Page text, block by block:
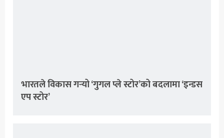
भारतले विकास गर्‍यो ‘गुगल प्ले स्टोर’को बदलामा ‘इन्डस
एप स्टोर’